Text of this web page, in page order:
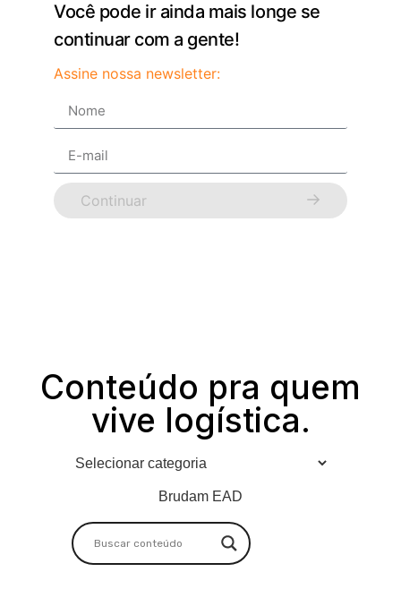
Você pode ir ainda mais longe se
continuar com a gente!
Assine nossa newsletter:
Continuar
Conteúdo pra quem
vive logística.
Brudam EAD